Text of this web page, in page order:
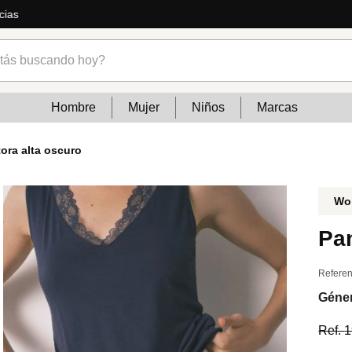
Hombre Mujer Niños Marcas
alta oscuro
Ref.